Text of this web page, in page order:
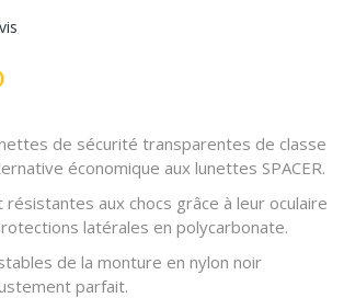
de sécurité transparentes de classe
économique aux lunettes SPACER.
aux chocs grâce à leur oculaire
latérales en polycarbonate.
de la monture en nylon noir
parfait.